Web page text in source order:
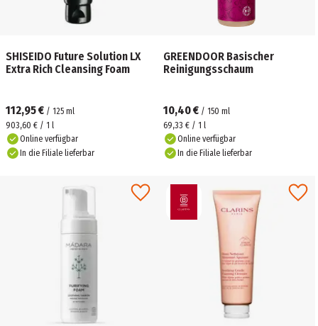
SHISEIDO Future Solution LX
Extra Rich Cleansing Foam
112,95 € / 125 ml
903,60 € / 1 l
Online verfügbar
In die Filiale lieferbar
GREENDOOR Basischer
Reinigungsschaum
10,40 € / 150 ml
69,33 € / 1 l
Online verfügbar
In die Filiale lieferbar